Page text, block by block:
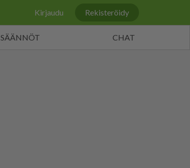
Kirjaudu Rekisteröidy
SÄÄNNÖT CHAT